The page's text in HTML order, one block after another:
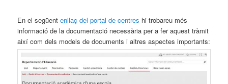
En el següentenllaç del portal de centres hi trobareu més
informació de la documentació necessària per a fer aquest tràmit
així com dels models de documents i altres aspectes importants: